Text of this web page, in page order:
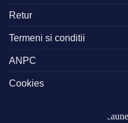
Retur
Termeni si conditii
ANPC
Cookies